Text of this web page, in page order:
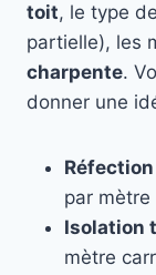
toit, le type de
partielle), les
charpente.
donner une
par mètre
Isolation
mètre